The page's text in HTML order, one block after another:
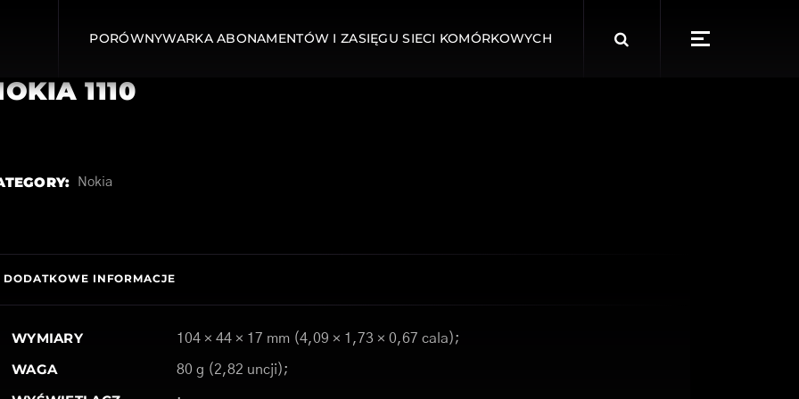
PORÓWNYWARKA ABONAMENTÓW I ZASIĘGU SIECI KOMÓRKOWYCH
for:
1110
Nokia
DODATKOWE INFORMACJE
WYMIARY 104 × 44 × 17 mm (4,09 × 1,73 × 0,67 cala);
WAGA 80 g (2,82 uncji);